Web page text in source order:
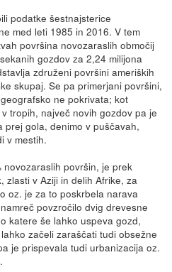
podatke šestnajsterice
med leti 1985 in 2016. V tem
površina novozaraslih območij
gozdov za 2,24 milijona
združeni površini ameriških
skupaj. Se pa primerjani površini,
ne pokrivata; kot
tropih, največ novih gozdov pa je
gola, denimo v puščavah,
v mestih.
površin, je prek
zlasti v Aziji in delih Afrike, za
oz. je za to poskrbela narava
povzročilo dvig drevesne
katere še lahko uspeva gozd,
začeli zaraščati tudi obsežne
je prispevala tudi urbanizacija oz.